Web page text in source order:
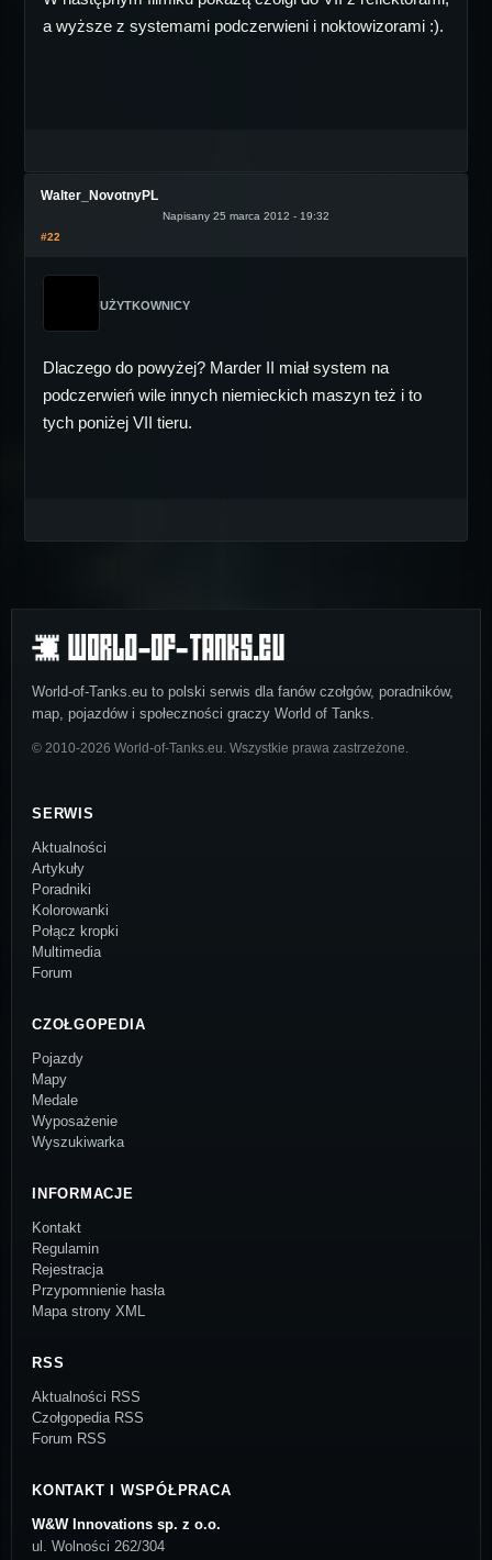
a wyższe z systemami podczerwieni i noktowizorami :).
Walter_NovotnyPL
Napisany 25 marca 2012 - 19:32
#22
UŻYTKOWNICY
Dlaczego do powyżej? Marder II miał system na
podczerwień wile innych niemieckich maszyn też i to
tych poniżej VII tieru.
World-of-Tanks.eu to polski serwis dla fanów czołgów, poradników,
map, pojazdów i społeczności graczy World of Tanks.
© 2010-2026 World-of-Tanks.eu. Wszystkie prawa zastrzeżone.
SERWIS
Aktualności
Artykuły
Poradniki
Kolorowanki
Połącz kropki
Multimedia
Forum
CZOŁGOPEDIA
Pojazdy
Mapy
Medale
Wyposażenie
Wyszukiwarka
INFORMACJE
Kontakt
Regulamin
Rejestracja
Przypomnienie hasła
Mapa strony XML
RSS
Aktualności RSS
Czołgopedia RSS
Forum RSS
KONTAKT I WSPÓŁPRACA
W&W Innovations sp. z o.o.
ul. Wolności 262/304